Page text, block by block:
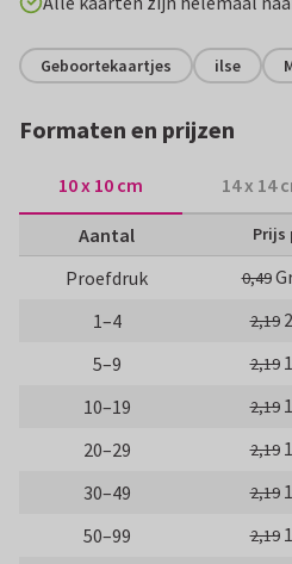
Geboortekaartjes ilse
Formaten en prijzen
10 x 10 cm 14 x 14
Aantal Prijs
Proefdruk 0,49
1–4
2,19
5–9
2,19
10–19
2,19
20–29
2,19
30–49
2,19
50–99
2,19